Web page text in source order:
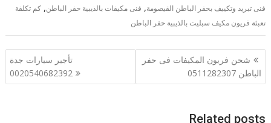
فنى تبريد وتكييف بحفر الباطن القيصومة, فنى مكيفات بالذيبية حفر الباطن,كم تكلفة
تعبئة فريون مكيف سبليت بالذيبية حفر الباطن
تصفّح
المقالات
شحن فريون المكيفات فى حفر
الباطن 0511282307
تأجير سيارات جدة
0020540682392
Related posts